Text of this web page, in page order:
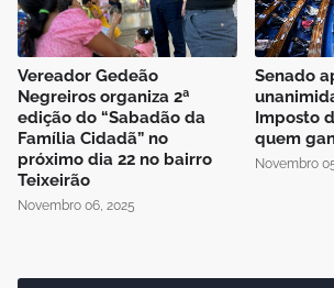
Vereador Gedeão
Negreiros organiza 2ª
edição do “Sabadão da
Família Cidadã” no
próximo dia 22 no bairro
Teixeirão
Novembro 06, 2025
Senado
Imposto
quem
Novembro